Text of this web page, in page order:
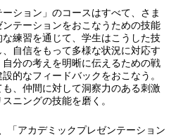
ーション」のコースはすべて、さま
テーションをおこなうための技能
練習を通じて、学生はこうした技
自信をもって多様な状況に対応す
分の考えを明晰に伝えるための戦
的なフィードバックをおこなう。
、仲間に対して洞察力のある刺激
ニングの技能を磨く。
「アカデミックプレゼンテーション